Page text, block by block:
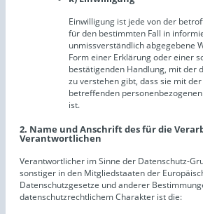
Einwilligung ist jede von der
für den bestimmten Fall in
unmissverständlich abgegebene
Form einer Erklärung oder einer
bestätigenden Handlung, mit der
zu verstehen gibt, dass sie mit
betreffenden
ist.
2. Name und Anschrift des für die
Verantwortlichen
Verantwortlicher im Sinne der Datenschutz-
sonstiger in den Mitgliedstaaten der
Datenschutzgesetze und anderer
datenschutzrechtlichem Charakter ist die: